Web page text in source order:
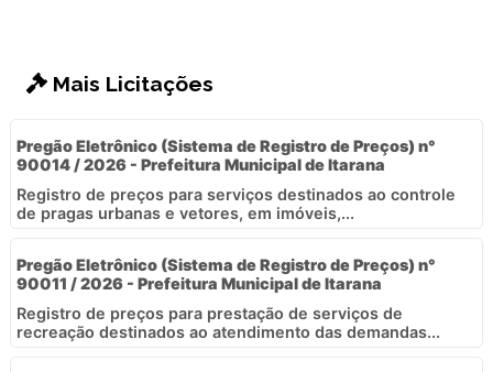
Mais Licitações
Pregão Eletrônico (Sistema de Registro de Preços) n°
90014 / 2026 - Prefeitura Municipal de Itarana
Registro de preços para serviços destinados ao controle
de pragas urbanas e vetores, em imóveis,...
Pregão Eletrônico (Sistema de Registro de Preços) n°
90011 / 2026 - Prefeitura Municipal de Itarana
Registro de preços para prestação de serviços de
recreação destinados ao atendimento das demandas...